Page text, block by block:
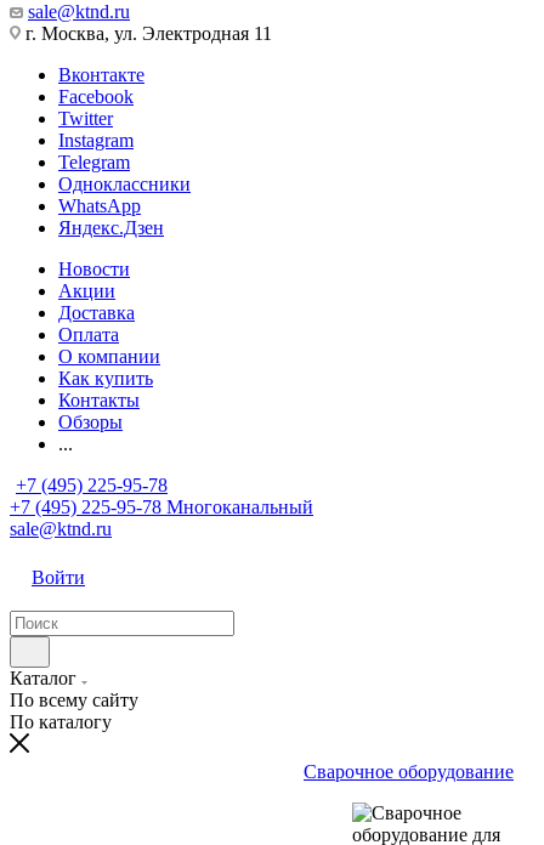
sale@ktnd.ru
г. Москва, ул. Электродная 11
Вконтакте
Facebook
Twitter
Instagram
Telegram
Одноклассники
WhatsApp
Яндекс.Дзен
Новости
Акции
Доставка
Оплата
О компании
Как купить
Контакты
Обзоры
...
+7 (495) 225-95-78
+7 (495) 225-95-78 Многоканальный
sale@ktnd.ru
Войти
Каталог
По всему сайту
По каталогу
Сварочное оборудование